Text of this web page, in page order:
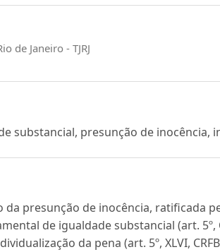
de Janeiro - TJRJ
substancial, presunção de inocência,
da presunção de inocência, ratificada
de igualdade substancial (art. 5º,
da pena (art. 5º, XLVI,